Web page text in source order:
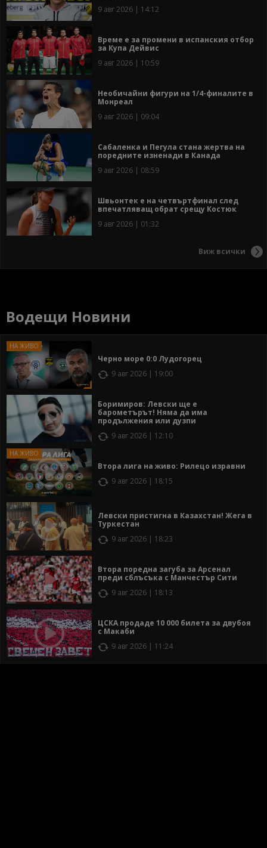
9 авг 2026 | 14:12
Време е за промени в испанския отбор
за Купа Дейвис
9 авг 2026 | 10:59
Необичайни фигури на 1/4-финалите в
Монреал
9 авг 2026 | 09:04
Сабаленка и Пегула стана жертва на
поредните изненади в Канада
9 авг 2026 | 08:59
Швьонтек е на четвъртфинал след
впечатляващ обрат срещу Костюк
9 авг 2026 | 01:32
Виж всички
Водещи Новини
Черно море 0:0 Лудогорец
9 авг 2026 | 19:00
Боримиров: Левски ще е
барометърът! Няма да има
продължения или дузпи
9 авг 2026 | 12:10
Втора лига на живо: Рилецо изравни
9 авг 2026 | 18:15
Левски пристигна в Казахстан! Жега в
Туркестан
9 авг 2026 | 18:23
Втора поредна загуба за Арсенал
преди сблъсъка с Манчестър Сити
9 авг 2026 | 18:13
ЦСКА продаде 10 000 билета за двубоя
с Макаби
9 авг 2026 | 11:24